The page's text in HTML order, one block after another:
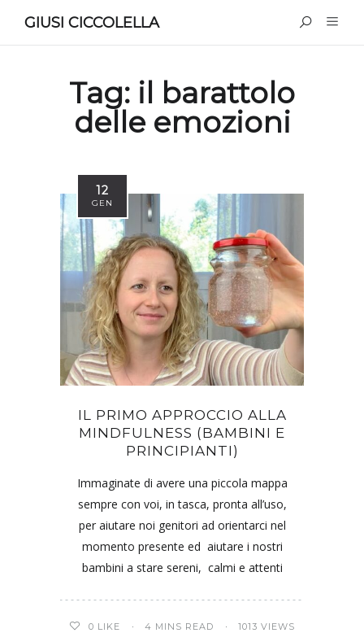
GIUSI CICCOLELLA
Tag: il barattolo
delle emozioni
12
GEN
IL PRIMO APPROCCIO ALLA
MINDFULNESS (BAMBINI E
PRINCIPIANTI)
Immaginate di avere una piccola mappa
sempre con voi, in tasca, pronta all’uso,
per aiutare noi genitori ad orientarci nel
momento presente ed aiutare i nostri
bambini a stare sereni, calmi e attenti
0 LIKE 4 MINS READ 1013 VIEWS